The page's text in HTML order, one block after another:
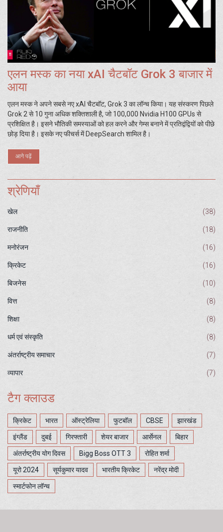
एलन मस्क का नया xAI चैटबॉट Grok 3 बाजार में
आया
एलन मस्क ने अपने सबसे नए xAI चैटबॉट, Grok 3 का लॉन्च किया। यह संस्करण पिछले
Grok 2 से 10 गुना अधिक शक्तिशाली है, जो 100,000 Nvidia H100 GPUs से
प्रशिक्षित है। इसने भौतिकी समस्याओं को हल करने और गेम्स बनाने में प्रतिद्वंद्वियों को पीछे
छोड़ दिया है। इसके नए फीचर्स में DeepSearch शामिल है।
आगे पढ़ें
श्रेणियाँ
खेल (38)
राजनीति (18)
मनोरंजन (16)
क्रिकेट (16)
बिजनेस (10)
वित्त (8)
शिक्षा (8)
धर्म एवं संस्कृति (8)
अंतर्राष्ट्रीय समाचार (7)
व्यापार (7)
टैग क्लाउड
क्रिकेट भारत ऑस्ट्रेलिया फुटबॉल CBSE झारखंड
इंग्लैंड दुबई गिरफ्तारी शेयर बाजार आर्सेनल बिहार
अंतर्राष्ट्रीय योग दिवस Bigg Boss OTT 3 रोहित शर्मा
यूरो 2024 सूर्यकुमार यादव भारतीय क्रिकेट नरेंद्र मोदी
स्मार्टफोन लॉन्च